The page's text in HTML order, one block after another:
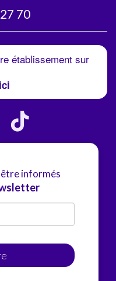
70
établissement sur
être informés